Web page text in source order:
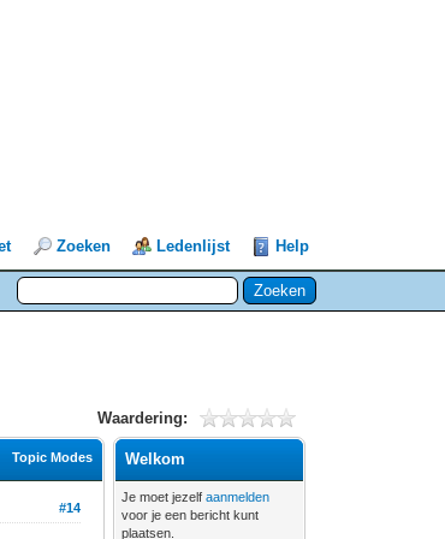
Zoeken Ledenlijst Help
Waardering:
Topic Modes
#14
Welkom
Je moet jezelfaanmelden
voor je een bericht kunt
plaatsen.